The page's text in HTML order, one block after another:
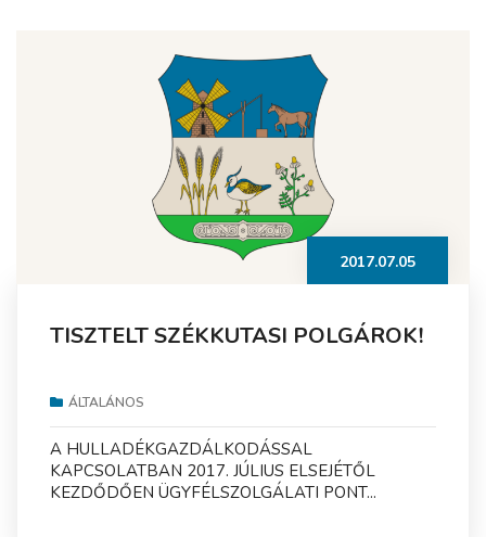
2017.07.05
TISZTELT SZÉKKUTASI POLGÁROK!
ÁLTALÁNOS
A HULLADÉKGAZDÁLKODÁSSAL
KAPCSOLATBAN 2017. JÚLIUS ELSEJÉTŐL
KEZDŐDŐEN ÜGYFÉLSZOLGÁLATI PONT...